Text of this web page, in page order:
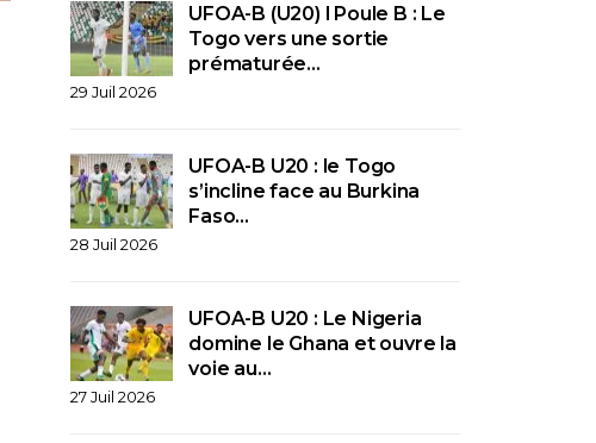
UFOA-B (U20) l Poule B : Le
Togo vers une sortie
prématurée…
29 Juil 2026
UFOA-B U20 : le Togo
s’incline face au Burkina
Faso…
28 Juil 2026
UFOA-B U20 : Le Nigeria
domine le Ghana et ouvre la
voie au…
27 Juil 2026